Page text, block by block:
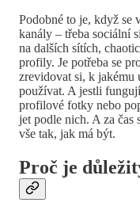
Podobné to je, když se
kanály – třeba sociální
na dalších sítích,
profily. Je potřeba se
zrevidovat si, k jakému
používat. A jestli
profilové fotky nebo
jet podle nich. A za
vše tak, jak má být.
Proč je